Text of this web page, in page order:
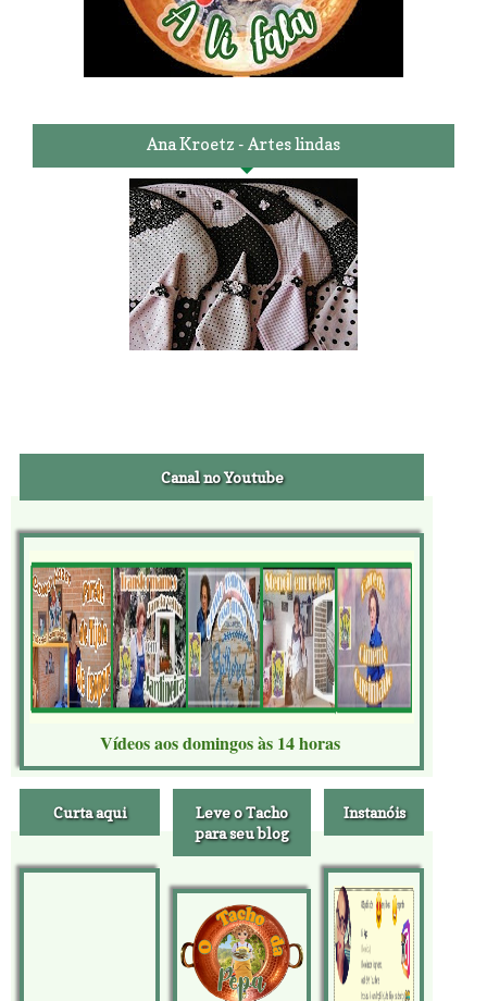
Ana Kroetz - Artes lindas
Canal no Youtube
Vídeos aos domingos às 14 horas
Curta aqui
Leve o Tacho
para seu blog
Instanóis